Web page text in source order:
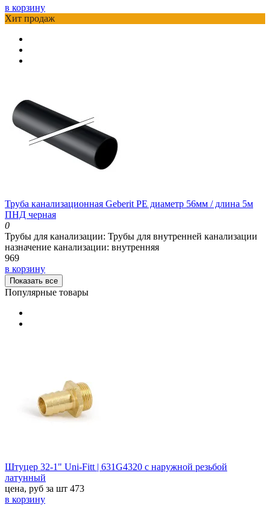
в корзину
Хит продаж
Труба канализационная Geberit PE диаметр 56мм / длина 5м
ПНД черная
0
Трубы для канализации: Трубы для внутренней канализации
назначение канализации: внутренняя
969
в корзину
Показать все
Популярные товары
Штуцер 32-1" Uni-Fitt | 631G4320 с наружной резьбой
латунный
цена, руб за шт 473
в корзину